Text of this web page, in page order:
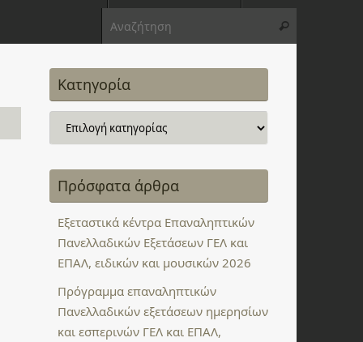
Αναζήτηση
Κατηγορία
Κατηγορία
Πρόσφατα άρθρα
Εξεταστικά κέντρα Επαναληπτικών
Πανελλαδικών Εξετάσεων ΓΕΛ και
ΕΠΑΛ, ειδικών και μουσικών 2026
Πρόγραμμα επαναληπτικών
Πανελλαδικών εξετάσεων ημερησίων
και εσπερινών ΓΕΛ και ΕΠΑΛ,